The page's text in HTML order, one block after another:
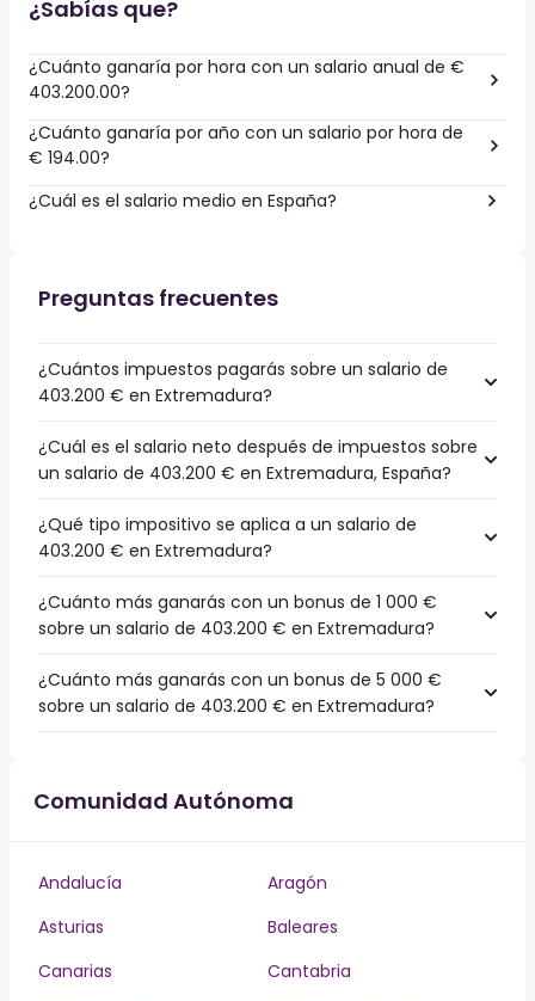
¿Sabías que?
¿Cuánto ganaría por hora con un salario anual de €
403.200.00?
¿Cuánto ganaría por año con un salario por hora de
€ 194.00?
¿Cuál es el salario medio en España?
Preguntas frecuentes
¿Cuántos impuestos pagarás sobre un salario de
403.200 € en Extremadura?
¿Cuál es el salario neto después de impuestos sobre
un salario de 403.200 € en Extremadura, España?
¿Qué tipo impositivo se aplica a un salario de
403.200 € en Extremadura?
¿Cuánto más ganarás con un bonus de 1 000 €
sobre un salario de 403.200 € en Extremadura?
¿Cuánto más ganarás con un bonus de 5 000 €
sobre un salario de 403.200 € en Extremadura?
Comunidad Autónoma
Andalucía
Aragón
Asturias
Baleares
Canarias
Cantabria